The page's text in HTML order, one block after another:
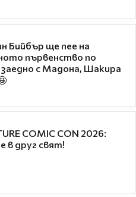
Бийбър ще пее на
първенство по
с Мадона, Шакира
COMIC CON 2026:
в друг свят!